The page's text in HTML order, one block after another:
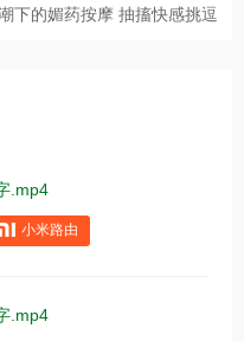
.mp4
小米路由
.mp4